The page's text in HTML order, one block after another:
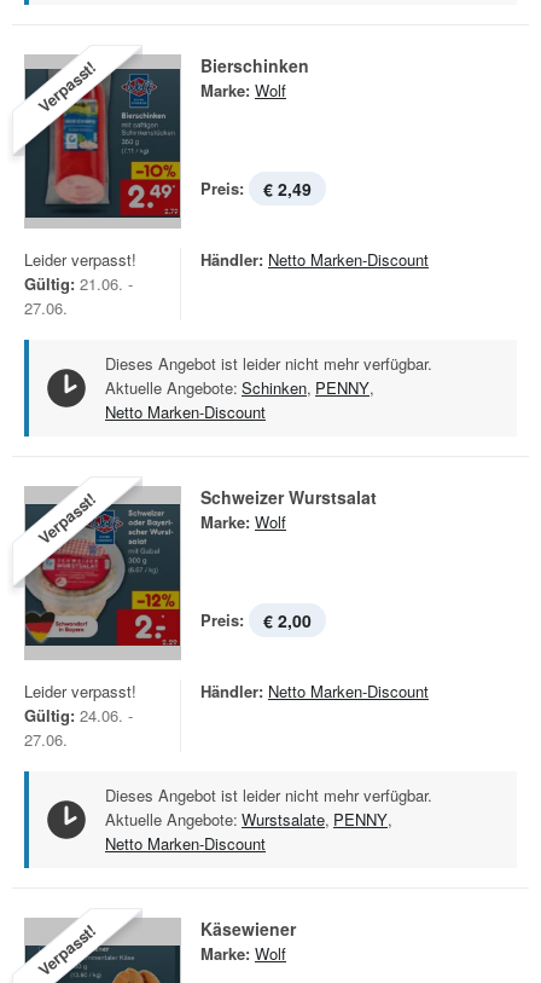
Verpasst! Bierschinken
Marke: Wolf
Preis: € 2,49
Leider verpasst!
Gültig: 21.06. -
27.06.
Händler: Netto Marken-Discount
Dieses Angebot ist leider nicht mehr verfügbar.
Aktuelle Angebote: Schinken, PENNY,
Netto Marken-Discount
Verpasst! Schweizer Wurstsalat
Marke: Wolf
Preis: € 2,00
Leider verpasst!
Gültig: 24.06. -
27.06.
Händler: Netto Marken-Discount
Dieses Angebot ist leider nicht mehr verfügbar.
Aktuelle Angebote: Wurstsalate, PENNY,
Netto Marken-Discount
Verpasst! Käsewiener
Marke: Wolf